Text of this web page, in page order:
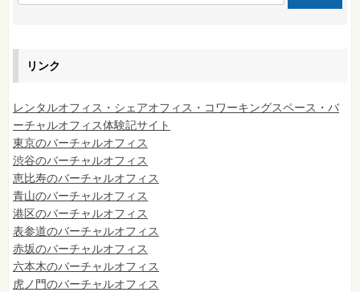
リンク
レンタルオフィス・シェアオフィス・コワーキングスペース・バ
ーチャルオフィス体験記サイト
東京のバーチャルオフィス
渋谷のバーチャルオフィス
恵比寿のバーチャルオフィス
青山のバーチャルオフィス
港区のバーチャルオフィス
表参道のバーチャルオフィス
赤坂のバーチャルオフィス
六本木のバーチャルオフィス
虎ノ門のバーチャルオフィス